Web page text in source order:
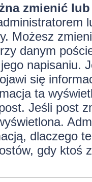
zmienić
Możesz
danym
napisaniu.
się
ta
Jeśli post
dlaczego
gdy ktoś